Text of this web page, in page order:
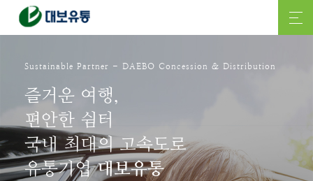
Sustainable Partner - DAEBO Concession & Distribution
즐거운 여행,
편안한 쉼터
국내 최대의 고속도로
유통기업대보유통